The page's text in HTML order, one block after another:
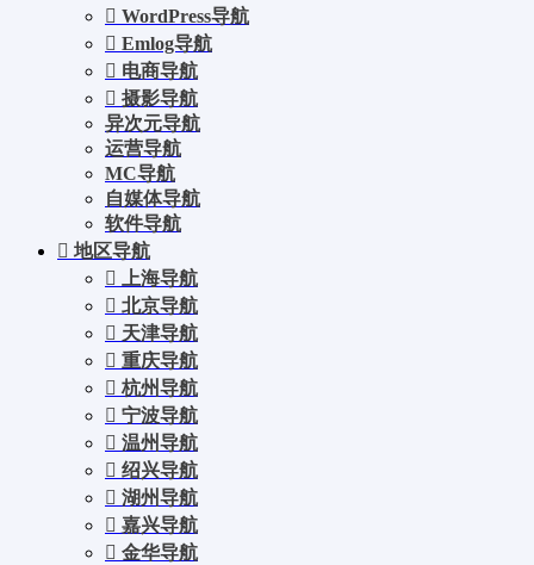
WordPress导航
Emlog导航
电商导航
摄影导航
异次元导航
运营导航
MC导航
自媒体导航
软件导航
地区导航
上海导航
北京导航
天津导航
重庆导航
杭州导航
宁波导航
温州导航
绍兴导航
湖州导航
嘉兴导航
金华导航